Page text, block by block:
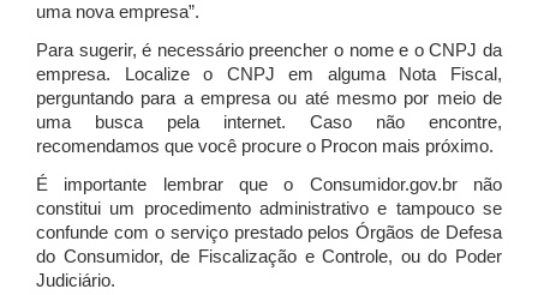
uma nova empresa”.
Para sugerir, é necessário preencher o nome e o CNPJ da
empresa. Localize o CNPJ em alguma Nota Fiscal,
perguntando para a empresa ou até mesmo por meio de
uma busca pela internet. Caso não encontre,
recomendamos que você procure o Procon mais próximo.
É importante lembrar que o Consumidor.gov.br não
constitui um procedimento administrativo e tampouco se
confunde com o serviço prestado pelos Órgãos de Defesa
do Consumidor, de Fiscalização e Controle, ou do Poder
Judiciário.